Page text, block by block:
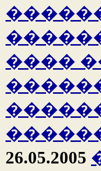
����
26.05.2005